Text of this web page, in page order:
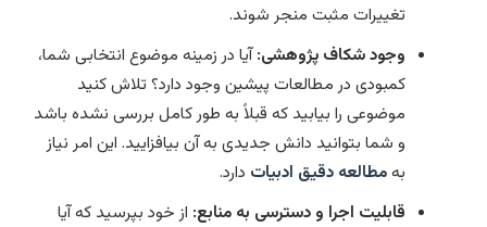
تغییرات مثبت منجر شوند.
وجود شکاف پژوهشی:آیا در زمینه موضوع انتخابی شما،
کمبودی در مطالعات پیشین وجود دارد؟ تلاش کنید
موضوعی را بیابید که قبلاً به طور کامل بررسی نشده باشد
و شما بتوانید دانش جدیدی به آن بیافزایید. این امر نیاز
بهمطالعه دقیق ادبیات دارد.
قابلیت اجرا و دسترسی به منابع: از خود بپرسید که آیا